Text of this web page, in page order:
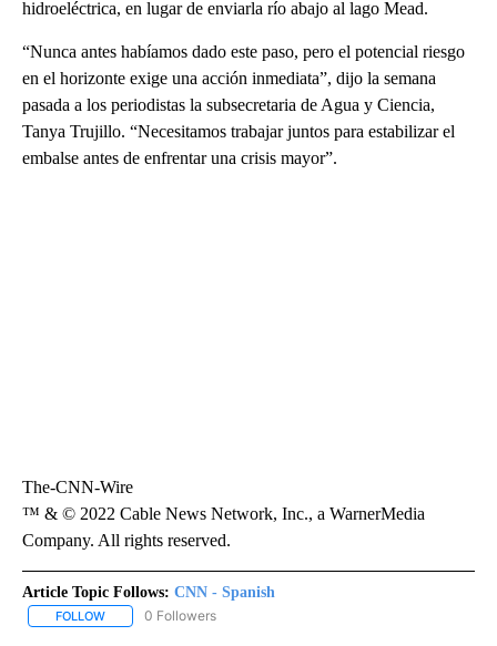
hidroeléctrica, en lugar de enviarla río abajo al lago Mead.
“Nunca antes habíamos dado este paso, pero el potencial riesgo
en el horizonte exige una acción inmediata”, dijo la semana
pasada a los periodistas la subsecretaria de Agua y Ciencia,
Tanya Trujillo. “Necesitamos trabajar juntos para estabilizar el
embalse antes de enfrentar una crisis mayor”.
The-CNN-Wire
™ & © 2022 Cable News Network, Inc., a WarnerMedia
Company. All rights reserved.
Article Topic Follows: CNN - Spanish
FOLLOW FOLLOW "CNN - SPANISH" TO RECEIVE NOTIFICATIONS ABOUT
0 Followers